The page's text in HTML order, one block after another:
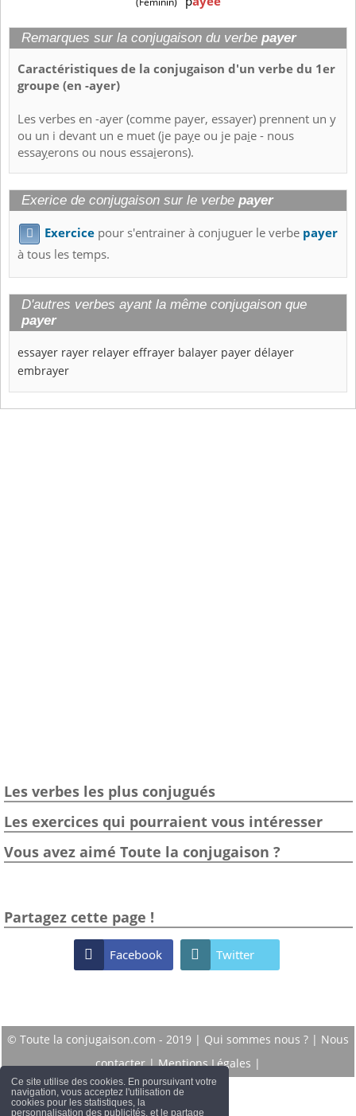
Ce site utilise des cookies. En poursuivant votre
navigation, vous acceptez l'utilisation de
cookies pour les statistiques, la
personnalisation des publicités, et le partage
Remarques sur la conjugaison du verbe payer
Caractéristiques de la conjugaison d'un verbe du 1er
groupe (en -ayer)
Les verbes en -ayer (comme payer, essayer) prennent un y
ou un i devant un e muet (je paye ou je paie - nous
essayerons ou nous essaierons).
Exerice de conjugaison sur le verbe payer
 Exercice pour s'entrainer à conjuguer le verbe payer
à tous les temps.
D'autres verbes ayant la même conjugaison que
payer
essayer rayer relayer effrayer balayer payer délayer
embrayer
Les verbes les plus conjugués
Les exercices qui pourraient vous intéresser
Vous avez aimé Toute la conjugaison ?
Partagez cette page !
 Facebook  Twitter
© Toute la conjugaison.com - 2019 | Qui sommes nous ? | Nous
contacter|Mentions Légales |